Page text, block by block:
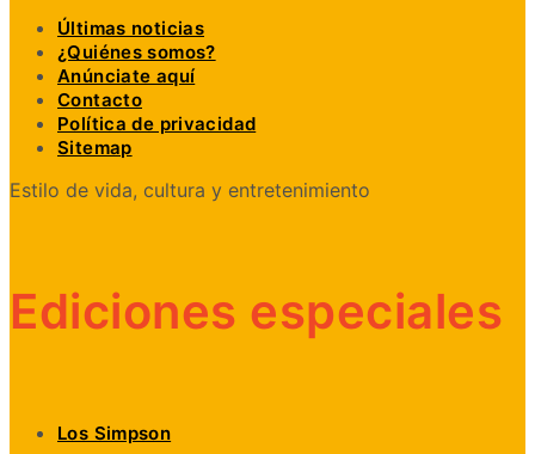
Últimas noticias
¿Quiénes somos?
Anúnciate aquí
Contacto
Política de privacidad
Sitemap
Estilo de vida, cultura y entretenimiento
Ediciones especiales
Los Simpson